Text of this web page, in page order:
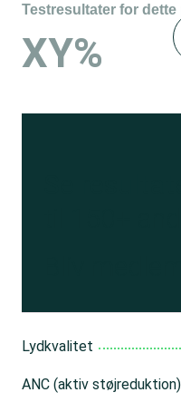
Testresultater for
XY%
Lydkvalitet
ANC (aktiv støjreduktion)